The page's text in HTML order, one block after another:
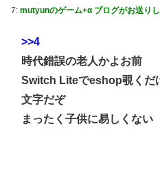
の？
連合のモルモット部隊の部
メトロイドプライム4 新品が
【デレマス】 橘ありす「あな
7: mutyunのゲーム+α ブログがお送りし
>>4
時代錯誤の老人かよお前
Switch Liteでeshop覗くだ
文字だぞ
まったく子供に易しくない